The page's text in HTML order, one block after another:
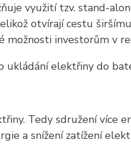
využití tzv. stand-
otvírají cestu
možnosti investorům v
ukládání elektřiny do
Tedy sdružení více
a snížení zatížení